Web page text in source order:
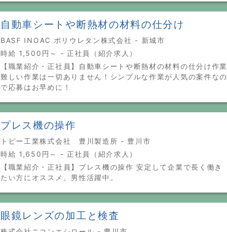
自動車シートや断熱材の材料の仕分け
BASF INOAC ポリウレタン株式会社 - 新城市
時給 1,500円～ - 正社員（紹介求人）
【職業紹介・正社員】自動車シートや断熱材の材料の仕分け作業
難しい作業は一切ありません！シンプルな作業が人気の案件なの
で応募はお早めに！
プレス機の操作
トピー工業株式会社 豊川製造所 - 豊川市
時給 1,650円～ - 正社員（紹介求人）
【職業紹介・正社員】プレス機の操作 安定して企業で長く働き
たい方にオススメ。男性活躍中。
眼鏡レンズの加工と検査